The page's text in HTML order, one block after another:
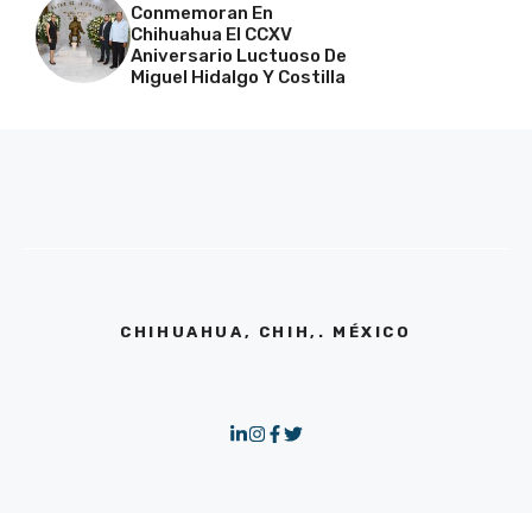
Conmemoran En
Chihuahua El CCXV
Aniversario Luctuoso De
Miguel Hidalgo Y Costilla
CHIHUAHUA, CHIH,. MÉXICO